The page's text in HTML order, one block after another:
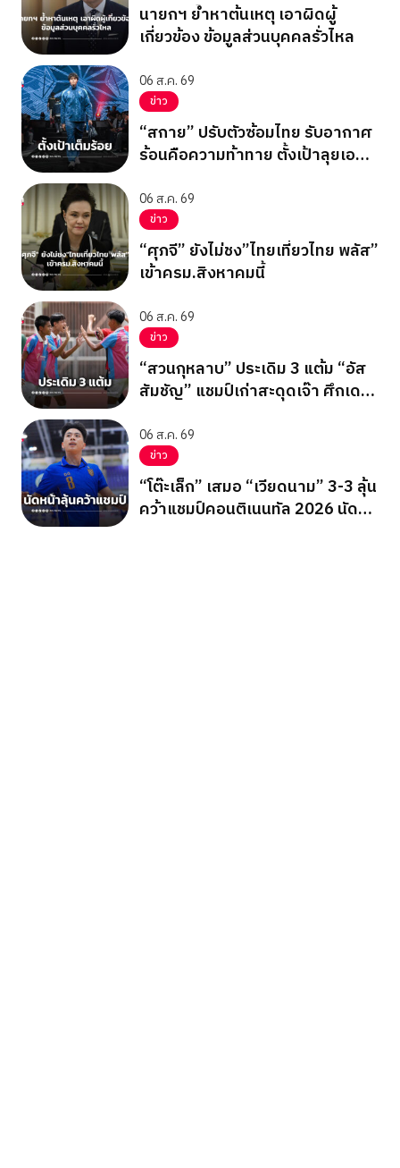
นายกฯ ย้ำหาต้นเหตุ เอาผิดผู้
เกี่ยวข้อง ข้อมูลส่วนบุคคลรั่วไหล
06 ส.ค. 69
ข่าว
“สกาย” ปรับตัวซ้อมไทย รับอากาศ
ร้อนคือความท้าทาย ตั้งเป้าลุยเอ
06 ส.ค. 69
ข่าว
“ศุภจี” ยังไม่ชง”ไทยเที่ยวไทย พลัส”
เข้าครม.สิงหาคมนี้
06 ส.ค. 69
ข่าว
“สวนกุหลาบ” ประเดิม 3 แต้ม “อัส
สัมชัญ” แชมป์เก่าสะดุดเจ๊า ศึกเดลิ
06 ส.ค. 69
ข่าว
“โต๊ะเล็ก” เสมอ “เวียดนาม” 3-3 ลุ้น
คว้าแชมป์คอนติเนนทัล 2026 นัด